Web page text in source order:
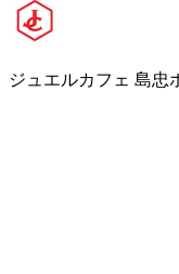
ジュエルカフェ 島忠